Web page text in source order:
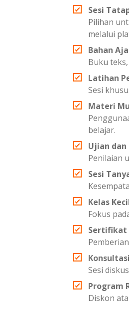
Sesi
Pilihan
melalui
Bahan
Buku
Latihan
Sesi
Materi
belajar.
Ujian dan
Penilaian
Sesi
Kelas
Fokus
Sertifikat
Sesi
Program
Diskon